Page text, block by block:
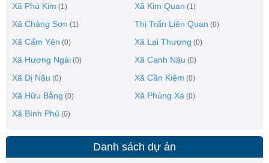
Xã Phú Kim (1) Xã Kim Quan (1)
Xã Chàng Sơn (1) Thị Trấn Liên Quan (0)
Xã Cẩm Yên (0) Xã Lại Thượng (0)
Xã Hương Ngải (0) Xã Canh Nậu (0)
Xã Dị Nậu (0) Xã Cần Kiệm (0)
Xã Hữu Bằng (0) Xã Phùng Xá (0)
Xã Bình Phú (0)
Danh sách dự án